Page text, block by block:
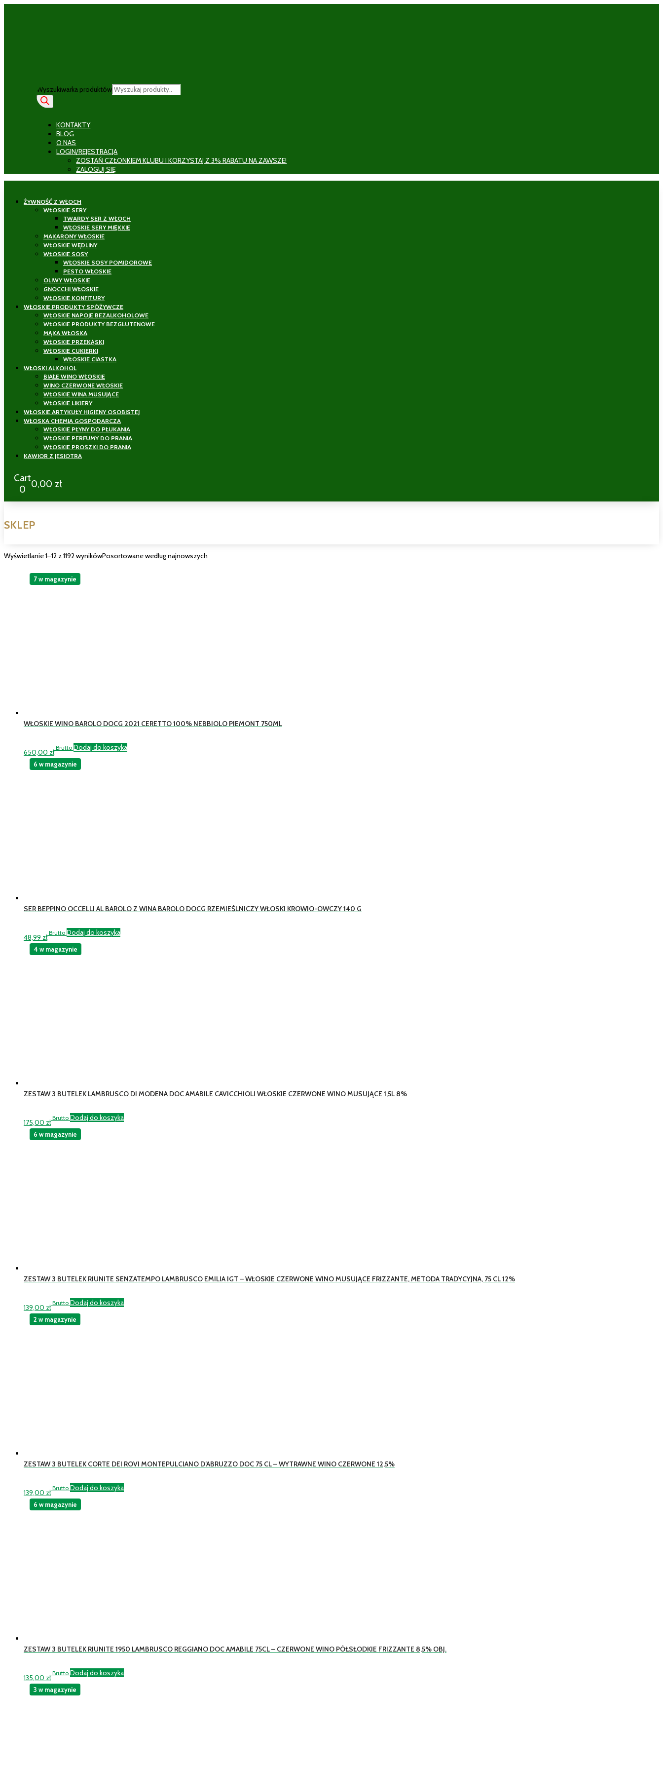
Wyszukiwarka produktów
KONTAKTY
BLOG
O NAS
LOGIN/REJESTRACJA
ZOSTAŃ CZŁONKIEM KLUBU I KORZYSTAJ Z 3% RABATU NA ZAWSZE!
ZALOGUJ SIĘ
ŻYWNOŚĆ Z WŁOCH
WŁOSKIE SERY
TWARDY SER Z WŁOCH
WŁOSKIE SERY MIĘKKIE
MAKARONY WŁOSKIE
WŁOSKIE WĘDLINY
WŁOSKIE SOSY
WŁOSKIE SOSY POMIDOROWE
PESTO WŁOSKIE
OLIWY WŁOSKIE
GNOCCHI WŁOSKIE
WŁOSKIE KONFITURY
WŁOSKIE PRODUKTY SPÓŻYWCZE
WŁOSKIE NAPOJE BEZALKOHOLOWE
WŁOSKIE PRODUKTY BEZGLUTENOWE
MĄKA WŁOSKA
WŁOSKIE PRZEKĄSKI
WŁOSKIE CUKIERKI
WŁOSKIE CIASTKA
WŁOSKI ALKOHOL
BIAŁE WINO WŁOSKIE
WINO CZERWONE WŁOSKIE
WŁOSKIE WINA MUSUJĄCE
WŁOSKIE LIKIERY
WŁOSKIE ARTYKUŁY HIGIENY OSOBISTEJ
WŁOSKA CHEMIA GOSPODARCZA
WŁOSKIE PŁYNY DO PŁUKANIA
WŁOSKIE PERFUMY DO PRANIA
WŁOSKIE PROSZKI DO PRANIA
KAWIOR Z JESIOTRA
Cart
0 0,00 zł
SKLEP
Wyświetlanie 1–12 z 1192 wynikówPosortowane według najnowszych
WŁOSKIE WINO BAROLO DOCG 2021 CERETTO 100% NEBBIOLO PIEMONT 750ML
650,00 zł Brutto Dodaj do koszyka
7 w magazynie
SER BEPPINO OCCELLI AL BAROLO Z WINA BAROLO DOCG RZEMIEŚLNICZY WŁOSKI KROWIO-OWCZY 140 G
48,99 zł Brutto Dodaj do koszyka
6 w magazynie
ZESTAW 3 BUTELEK LAMBRUSCO DI MODENA DOC AMABILE CAVICCHIOLI WŁOSKIE CZERWONE WINO MUSUJĄCE 1,5L 8%
175,00 zł Brutto Dodaj do koszyka
4 w magazynie
ZESTAW 3 BUTELEK RIUNITE SENZATEMPO LAMBRUSCO EMILIA IGT – WŁOSKIE CZERWONE WINO MUSUJĄCE FRIZZANTE, METODA TRADYCYJNA, 75 CL 12%
139,00 zł Brutto Dodaj do koszyka
6 w magazynie
ZESTAW 3 BUTELEK CORTE DEI ROVI MONTEPULCIANO D’ABRUZZO DOC 75 CL – WYTRAWNE WINO CZERWONE 12,5%
139,00 zł Brutto Dodaj do koszyka
2 w magazynie
ZESTAW 3 BUTELEK RIUNITE 1950 LAMBRUSCO REGGIANO DOC AMABILE 75CL – CZERWONE WINO PÓŁSŁODKIE FRIZZANTE 8,5% OBJ.
135,00 zł Brutto Dodaj do koszyka
6 w magazynie
3 w magazynie